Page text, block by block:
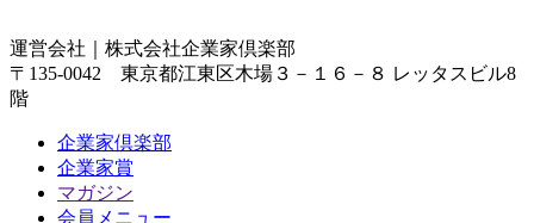
運営会社｜ 株式会社企業家倶楽部
〒135-0042 東京都江東区木場３－１６－８ レッタスビル8
階
企業家倶楽部
企業家賞
マガジン
会員メニュー